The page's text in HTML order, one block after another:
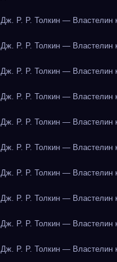
Дж. Р. Р. Толкин — Властелин
Дж. Р. Р. Толкин — Властелин
Дж. Р. Р. Толкин — Властелин
Дж. Р. Р. Толкин — Властелин
Дж. Р. Р. Толкин — Властелин
Дж. Р. Р. Толкин — Властелин
Дж. Р. Р. Толкин — Властелин
Дж. Р. Р. Толкин — Властелин
Дж. Р. Р. Толкин — Властелин
Дж. Р. Р. Толкин — Властелин